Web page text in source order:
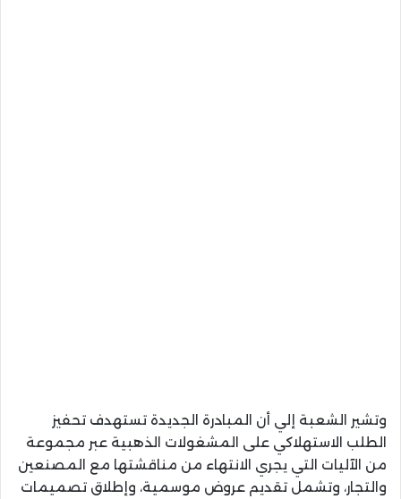
وتشير الشعبة إلي أن المبادرة الجديدة تستهدف تحفيز
الطلب الاستهلاكي على المشغولات الذهبية عبر مجموعة
من الآليات التي يجري الانتهاء من مناقشتها مع المصنعين
والتجار، وتشمل تقديم عروض موسمية، وإطلاق تصميمات